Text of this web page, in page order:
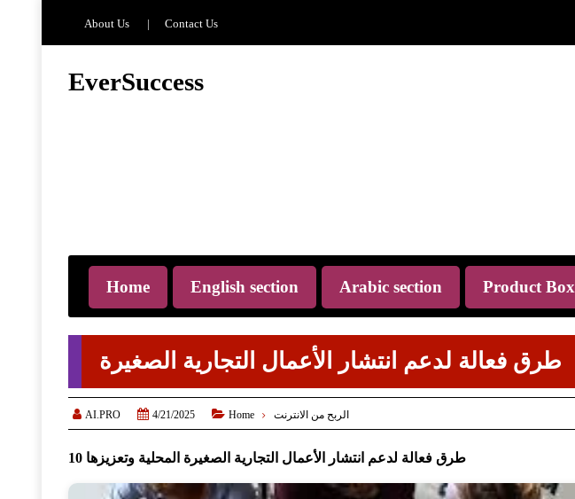
About Us Contact Us
EverSuccess
Home English section Arabic section Product Box
طرق فعالة لدعم انتشار الأعمال التجارية الصغيرة
 AI.PRO  4/21/2025  Home الربح من الانترنت
10 طرق فعالة لدعم انتشار الأعمال التجارية الصغيرة المحلية وتعزيزها